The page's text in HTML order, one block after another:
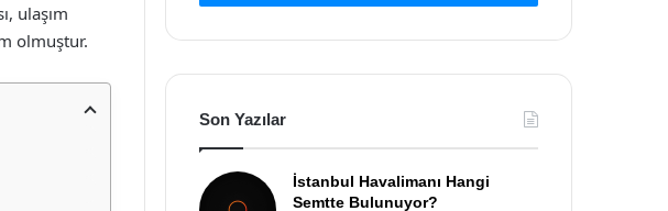
ulaşım
olmuştur.
Son Yazılar
İstanbul Havalimanı Hangi
Semtte Bulunuyor?